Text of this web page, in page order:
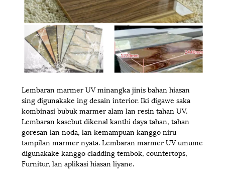
Lembaran marmer UV minangka jinis bahan hiasan
sing digunakake ing desain interior. Iki digawe saka
kombinasi bubuk marmer alam lan resin tahan UV.
Lembaran kasebut dikenal kanthi daya tahan, tahan
goresan lan noda, lan kemampuan kanggo niru
tampilan marmer nyata. Lembaran marmer UV umume
digunakake kanggo cladding tembok, countertops,
Furnitur, lan aplikasi hiasan liyane.